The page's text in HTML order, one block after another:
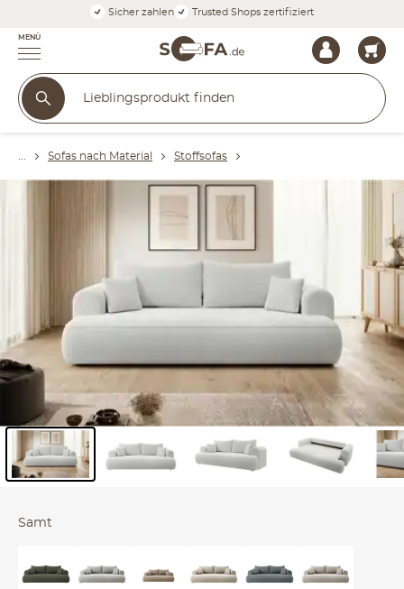
Sicher zahlen Trusted Shops zertifiziert
MENÜ
Sofas nach Material Stoffsofas
Samt